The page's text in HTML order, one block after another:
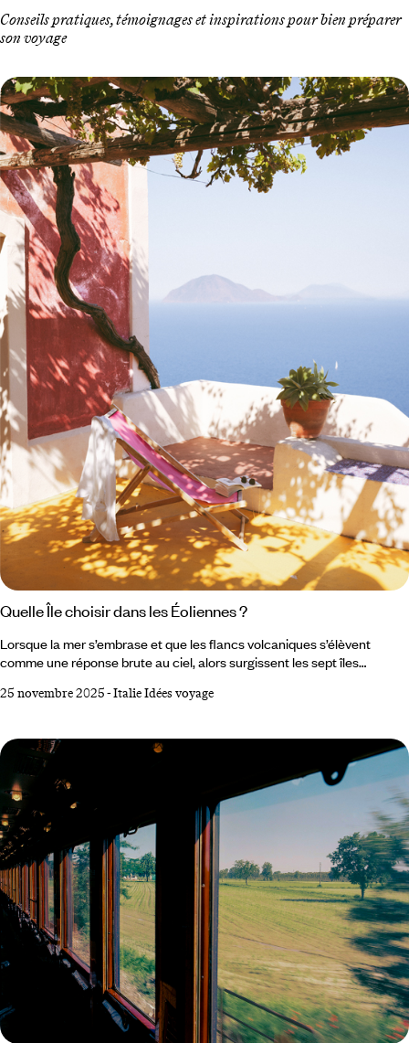
Conseils pratiques, témoignages et inspirations pour bien préparer
son voyage
Quelle Île choisir dans les Éoliennes ?
Lorsque la mer s’embrase et que les flancs volcaniques s’élèvent
comme une réponse brute au ciel, alors surgissent les sept îles
archipel de feu, de brume et de turquoise, où l’horizon semble respirer.
ancien que soi, un mélange de géologie vivante, de mémoire humaine
et de lenteur méditerranéenne.
25 novembre 2025-Italie Idées voyage